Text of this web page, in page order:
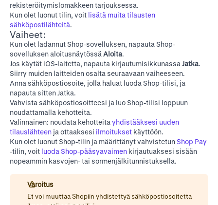
rekisteröitymislomakkeen tarjouksessa.
Kun olet luonut tilin, voit lisätä muita tilausten
sähköpostilähteitä.
Vaiheet:
Kun olet ladannut Shop-sovelluksen, napauta Shop-
sovelluksen aloitusnäytössä Aloita.
Jos käytät iOS-laitetta, napauta kirjautumisikkunassa Jatka.
Siirry muiden laitteiden osalta seuraavaan vaiheeseen.
Anna sähköpostiosoite, jolla haluat luoda Shop-tilisi, ja
napauta sitten Jatka.
Vahvista sähköpostiosoitteesi ja luo Shop-tilisi loppuun
noudattamalla kehotteita.
Valinnainen: noudata kehotteita yhdistääksesi uuden
tilauslähteen ja ottaaksesi ilmoitukset käyttöön.
Kun olet luonut Shop-tilin ja määrittänyt vahvistetun Shop Pay
-tilin, voit luoda Shop-pääsyavaimen kirjautuaksesi sisään
nopeammin kasvojen- tai sormenjälkitunnistuksella.
Varoitus
Et voi muuttaa Shopiin yhdistettyä sähköpostiosoitetta